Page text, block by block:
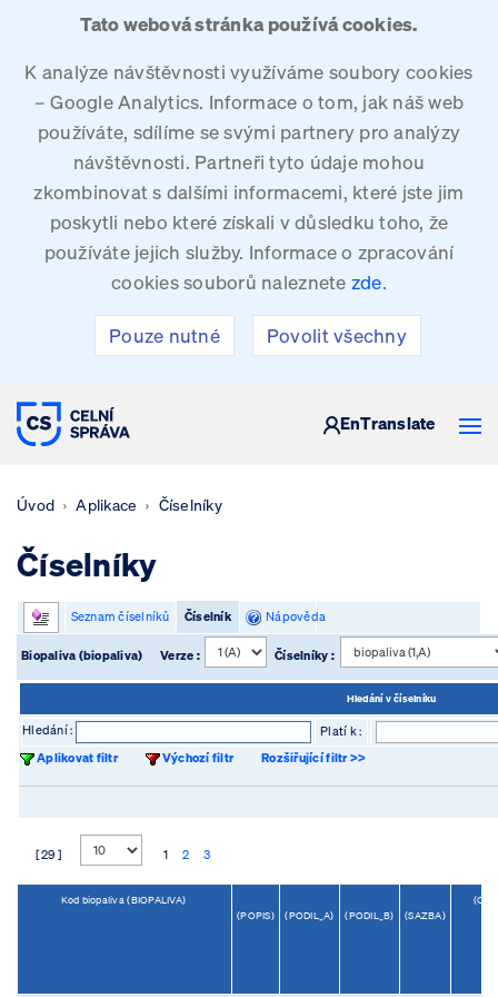
Tato webová stránka používá cookies.
K analýze návštěvnosti využíváme soubory cookies
– Google Analytics. Informace o tom, jak náš web
používáte, sdílíme se svými partnery pro analýzy
návštěvnosti. Partneři tyto údaje mohou
zkombinovat s dalšími informacemi, které jste jim
poskytli nebo které získali v důsledku toho, že
používáte jejich služby. Informace o zpracování
cookies souborů naleznete zde.
Pouze nutné Povolit všechny
CELNÍ SPRÁVA ČESKÉ REPUBLIKY
EnTranslate
Úvod Aplikace Číselníky
Číselníky
Seznam číselníků Číselník Nápověda
Biopaliva (biopaliva) Verze : Číselníky :
Hledání v číselníku
Hledání :
Platí k :
Aplikovat filtr
Výchozí filtr Rozšiřující filtr >>
[ 29 ] 1 2 3
Kod biopaliva (BIOPALIVA)
(POPIS)
(PODIL_A) (PODIL_B) (SAZBA)